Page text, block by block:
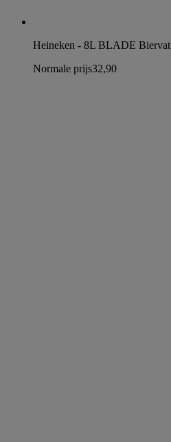
Heineken - 8L BLADE Biervat
Normale prijs32,90